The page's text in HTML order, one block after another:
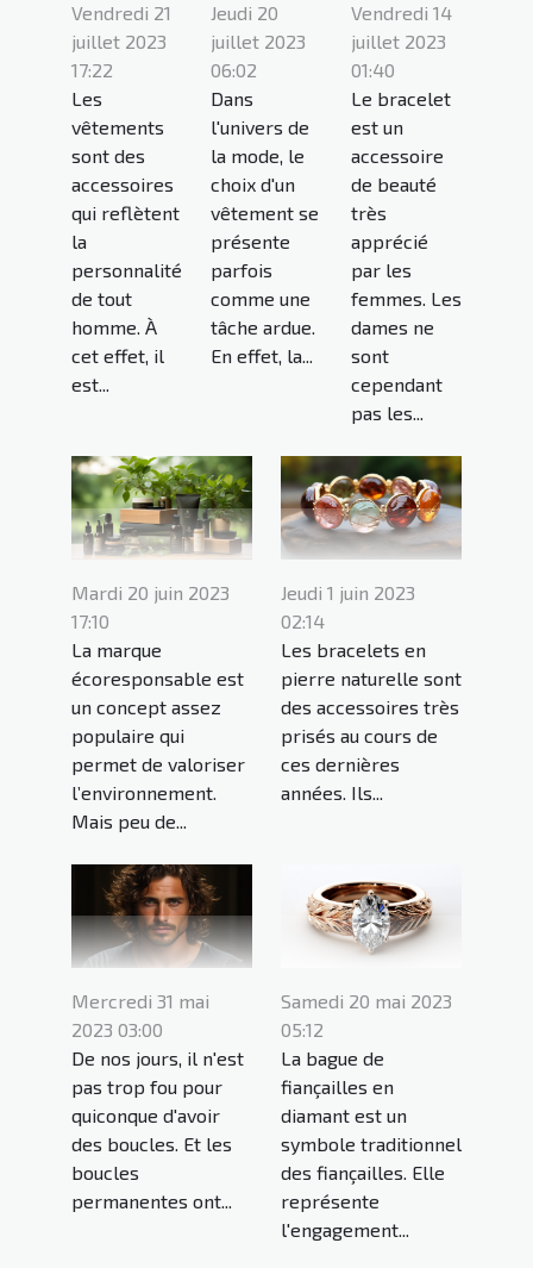
Vendredi 21
juillet 2023
17:22
Les
vêtements
sont des
accessoires
qui reflètent
la
personnalité
de tout
homme. À
cet effet, il
est...
Jeudi 20
juillet 2023
06:02
Dans
l'univers de
la mode, le
choix d'un
vêtement se
présente
parfois
comme une
tâche ardue.
En effet, la...
Vendredi 14
juillet 2023
01:40
Le bracelet
est un
accessoire
de beauté
très
apprécié
par les
femmes. Les
dames ne
sont
cependant
pas les...
Mardi 20 juin 2023
17:10
La marque
écoresponsable est
un concept assez
populaire qui
permet de valoriser
l’environnement.
Mais peu de...
Jeudi 1 juin 2023
02:14
Les bracelets en
pierre naturelle sont
des accessoires très
prisés au cours de
ces dernières
années. Ils...
Mercredi 31 mai
2023 03:00
De nos jours, il n'est
pas trop fou pour
quiconque d'avoir
des boucles. Et les
boucles
permanentes ont...
Samedi 20 mai 2023
05:12
La bague de
fiançailles en
diamant est un
symbole traditionnel
des fiançailles. Elle
représente
l'engagement...